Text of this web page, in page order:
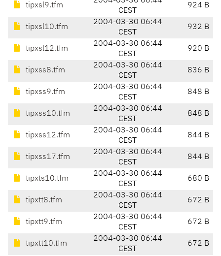
tipxsl9.tfm
CEST
924 B
tipxsl10.tfm
2004-03-30 06:44
CEST
932 B
tipxsl12.tfm
2004-03-30 06:44
CEST
920 B
tipxss8.tfm
2004-03-30 06:44
CEST
836 B
tipxss9.tfm
2004-03-30 06:44
CEST
848 B
tipxss10.tfm
2004-03-30 06:44
CEST
848 B
tipxss12.tfm
2004-03-30 06:44
CEST
844 B
tipxss17.tfm
2004-03-30 06:44
CEST
844 B
tipxts10.tfm
2004-03-30 06:44
CEST
680 B
tipxtt8.tfm
2004-03-30 06:44
CEST
672 B
tipxtt9.tfm
2004-03-30 06:44
CEST
672 B
tipxtt10.tfm
2004-03-30 06:44
CEST
672 B